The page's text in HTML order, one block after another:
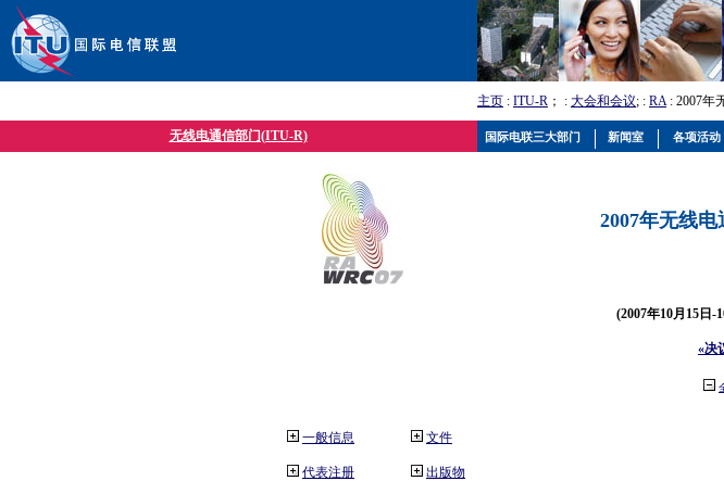
主页 : ITU-R ； : 大会和会议; : RA: 2007年
无线电通信部门(ITU-R)
2007年无线
(2007年10月15日-
«决
一般信息
代表注册
文件
出版物
国际电联三大部门 新闻室 各项活动